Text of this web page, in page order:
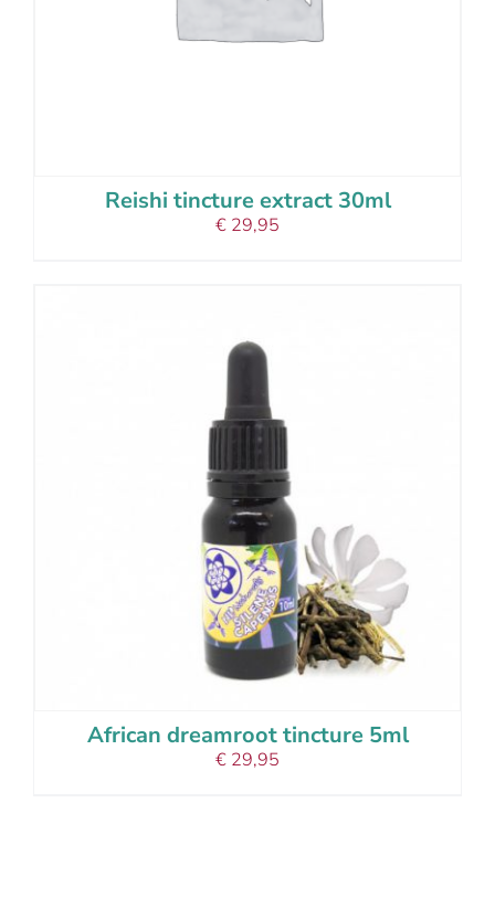
Reishi tincture extract 30ml
€ 29,95
add to cart
details
African dreamroot tincture 5ml
€ 29,95